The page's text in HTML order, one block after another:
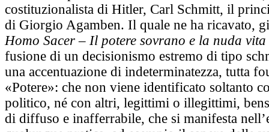
costituzionalista di Hitler, Carl Schmitt, il
di Giorgio Agamben. Il quale ne ha ricavato,
Homo Sacer – Il potere sovrano e la nuda vita
fusione di un decisionismo estremo di tipo
una accentuazione di inde­terminatezza, tutta
«Potere»: che non viene identificato soltanto
politico, né con altri, legittimi o illegittimi,
di diffu­so e inafferrabile, che si manifesta